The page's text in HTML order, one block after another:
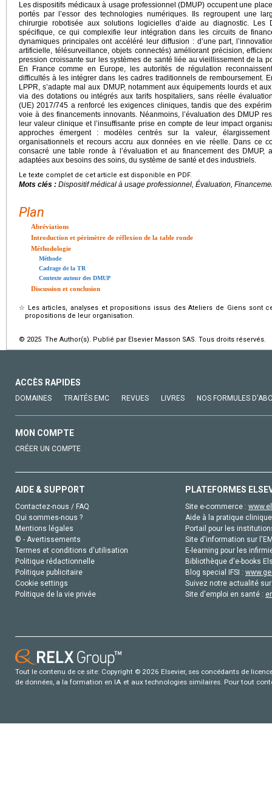
Les dispositifs médicaux à usage professionnel (DMUP) occupent une
portés par l’essor des technologies numériques. Ils regroupent une
chirurgie robotisée aux solutions logicielles d’aide au diagnostic.
spécifique, ce qui complexifie leur intégration dans les circuits de
dynamiques principales ont accéléré leur diffusion : d’une part,
artificielle, télésurveillance, objets connectés) améliorant précision,
pression croissante sur les systèmes de santé liée au vieillissement de la
En France comme en Europe, les autorités de régulation
difficultés à les intégrer dans les cadres traditionnels de remboursement.
LPPR, s’adapte mal aux DMUP, notamment aux équipements lourds et
via des dotations ou intégrés aux tarifs hospitaliers, sans réelle
(UE) 2017/745 a renforcé les exigences cliniques, tandis que des
voie à des financements innovants. Néanmoins, l’évaluation des DMUP
leur valeur clinique et l’insuffisante prise en compte de leur impact
approches émergent : modèles centrés sur la valeur,
organisationnels et recours accru aux données en vie réelle. Dans ce
consacré une table ronde à l’évaluation et au financement des DMUP,
adaptées aux besoins des soins, du système de santé et des industriels.
Le texte complet de cet article est disponible en PDF.
Mots clés : Dispositif médical à usage professionnel, Évaluation,
Plan
Abréviations
Introduction et périmètre de réflexion de la table ronde
Méthodologie
Méthode
Cadrage de la TR
Contexte autour des DMUP
Discussion et conclusion
☆
Les articles, analyses et propositions issus des Ateliers de Giens sont
propositions de leur organisation.
© 2025 The Author(s). Publié par Elsevier Masson SAS. Tous droits réservés.
ACCÈS RAPIDES
DOMAINES TRAITÉS EMC REVUES LIVRES NOS FORMULES
MON COMPTE
CRÉER UN COMPTE
AIDE & SUPPORT
Contactez-nous / FAQ
Qui sommes-nous ?
Mentions légales
© - Avertissements
Termes et conditions d'utilisation
Politique rédactionnelle
Politique publicitaire
Cookie settings
Politique de la vie privée
PLATEFORMES
Site e-commerce :
Aide à la pratique
Portail pour les
Site d'information sur
E-learning pour les
Bibliothèque d'e-books
Blog special IFSI :
Suivez notre actualité
Site d'emploi en santé :
Tout le contenu de ce site: Copyright © 2026 Elsevier, ses concédants de
de données, a la formation en IA et aux technologies similaires. Pour tout